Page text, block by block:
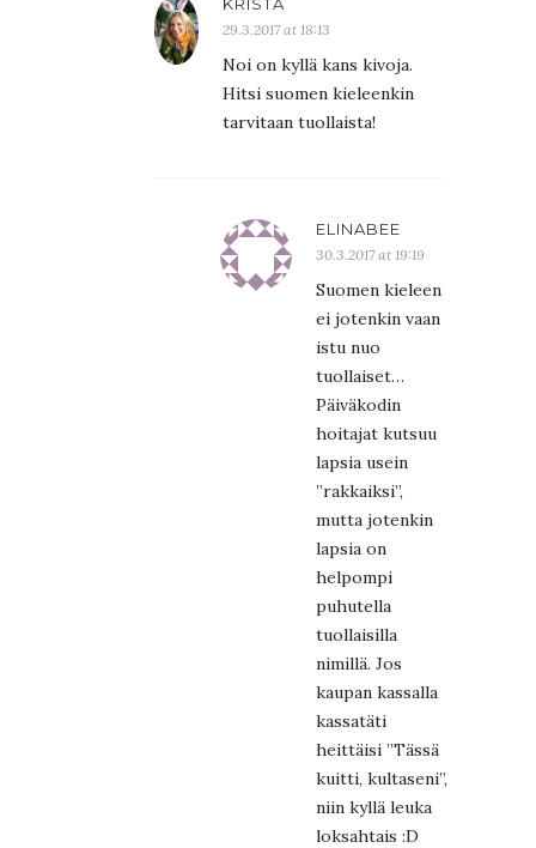
29.3.2017 at 18:13
Noi on kyllä kans kivoja.
Hitsi suomen kieleenkin
tarvitaan tuollaista!
ELINABEE
30.3.2017 at 19:19
Suomen kieleen
ei jotenkin vaan
istu nuo
tuollaiset…
Päiväkodin
hoitajat kutsuu
lapsia usein
”rakkaiksi”,
mutta jotenkin
lapsia on
helpompi
puhutella
tuollaisilla
nimillä. Jos
kaupan kassalla
kassatäti
heittäisi ”Tässä
kuitti, kultaseni”,
niin kyllä leuka
loksahtais :D